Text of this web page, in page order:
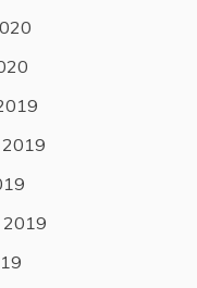
2019
2019